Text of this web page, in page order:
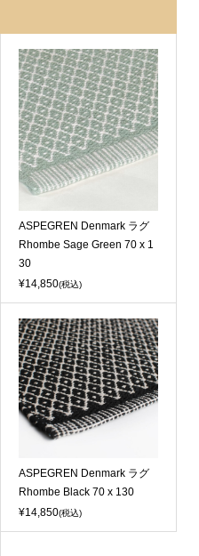
ASPEGREN Denmark ラグ
Rhombe Sage Green 70 x 1
30
¥14,850(税込)
ASPEGREN Denmark ラグ
Rhombe Black 70 x 130
¥14,850(税込)